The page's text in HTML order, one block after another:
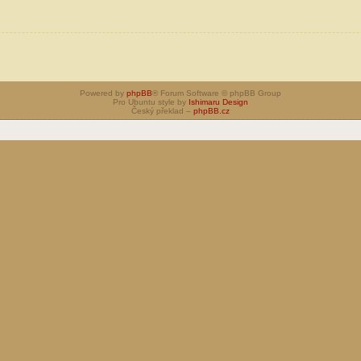
Powered by phpBB® Forum Software © phpBB Group
Pro Ubuntu style by Ishimaru Design
Český překlad – phpBB.cz